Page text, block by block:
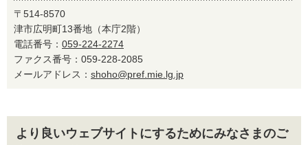
〒514-8570
津市広明町13番地（本庁2階）
電話番号： 059-224-2274
ファクス番号：059-228-2085
メールアドレス： shoho@pref.mie.lg.jp
より良いウェブサイトにするためにみなさまのご